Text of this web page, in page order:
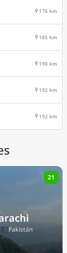
176 km
185 km
190 km
192 km
192 km
Pakistán
21